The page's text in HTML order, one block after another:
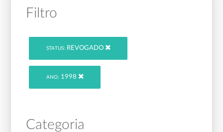
Filtro
STATUS: REVOGADO
ANO: 1998
Categoria